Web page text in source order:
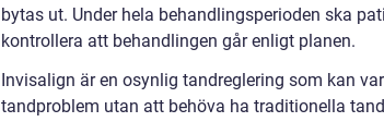
bytas ut. Under hela behandlingsperioden ska
kontrollera att behandlingen går enligt planen.
Invisalign är en osynlig tandreglering som kan
tandproblem utan att behöva ha traditionella